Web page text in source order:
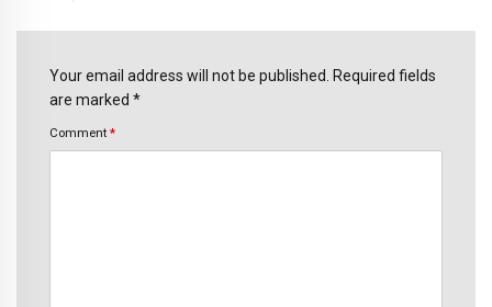
Your email address will not be published. Required fields
are marked *
Comment *